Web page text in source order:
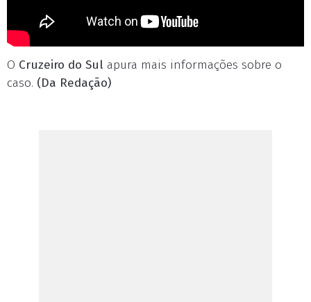
O Cruzeiro do Sul apura mais informações sobre o
caso. (Da Redação)